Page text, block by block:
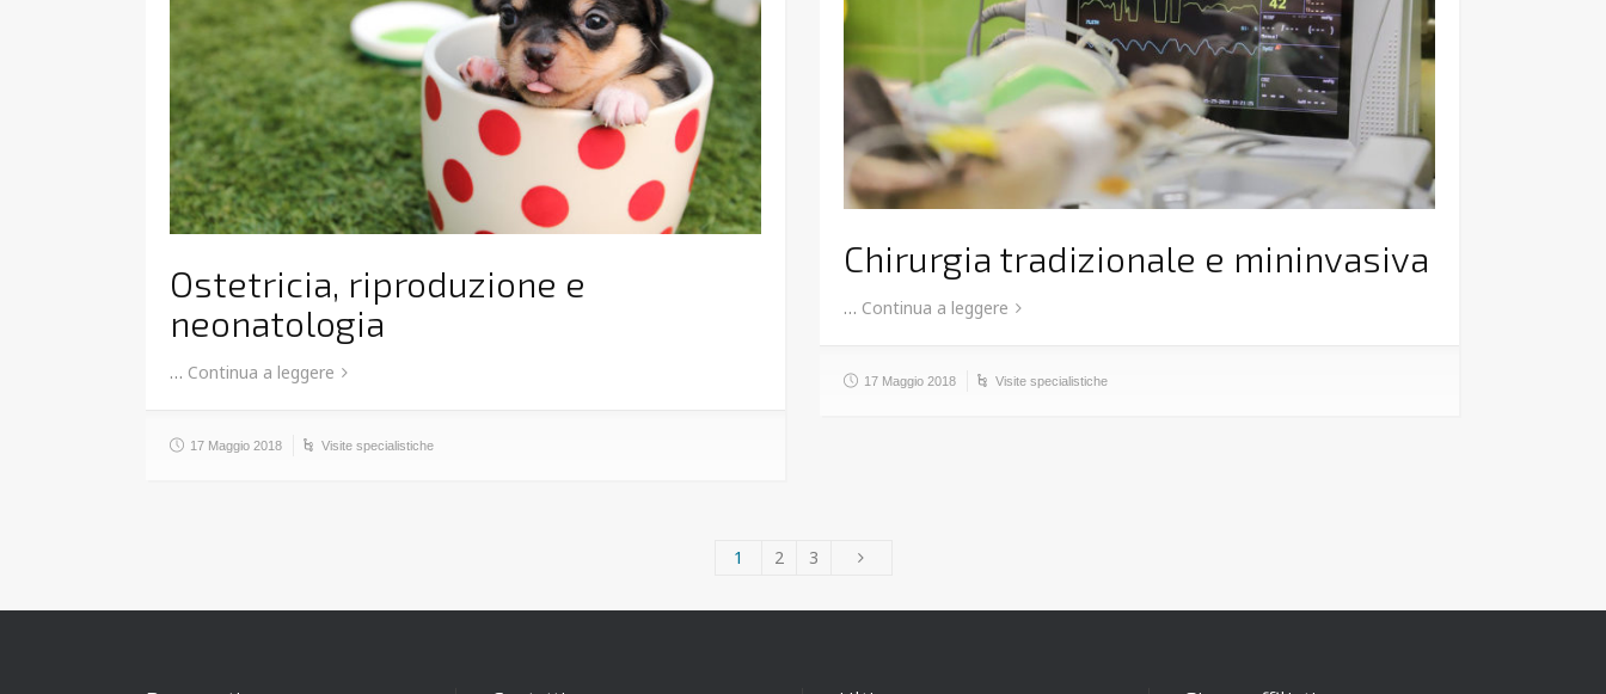
Chirurgia tradizionale e mininvasiva
… Continua a leggere
17 Maggio 2018 Visite specialistiche
Ostetricia, riproduzione e
neonatologia
… Continua a leggere
17 Maggio 2018 Visite specialistiche
1 2 3